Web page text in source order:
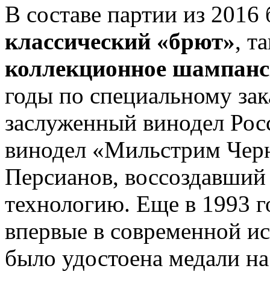
В составе партии из 2016
классический «брют»,
коллекционное
годы по специальному
заслуженный винодел
винодел «Мильстрим
Персианов,
технологию. Еще в 1993
впервые в современной
было удостоена медали